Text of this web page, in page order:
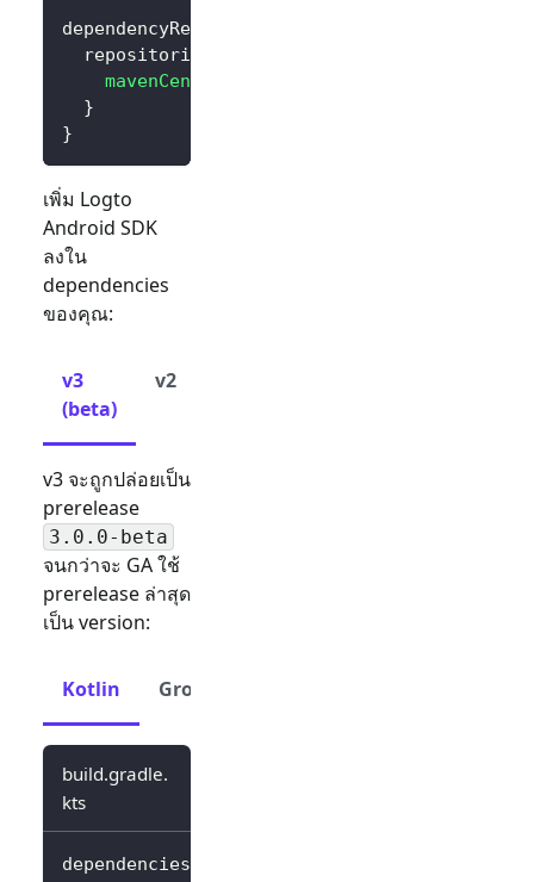
dependencyResolutionManagement
  repositories
mavenCentral
}
}
เพิ่ม Logto
Android SDK
ลงใน
dependencies
ของคุณ:
v3
(beta)
v2
v3 จะถูกปล่อยเป็น
prerelease
3.0.0-beta
จนกว่าจะ GA ใช้
prerelease ล่าสุด
เป็น version:
Kotlin Groovy
build.gradle.
kts
dependencies